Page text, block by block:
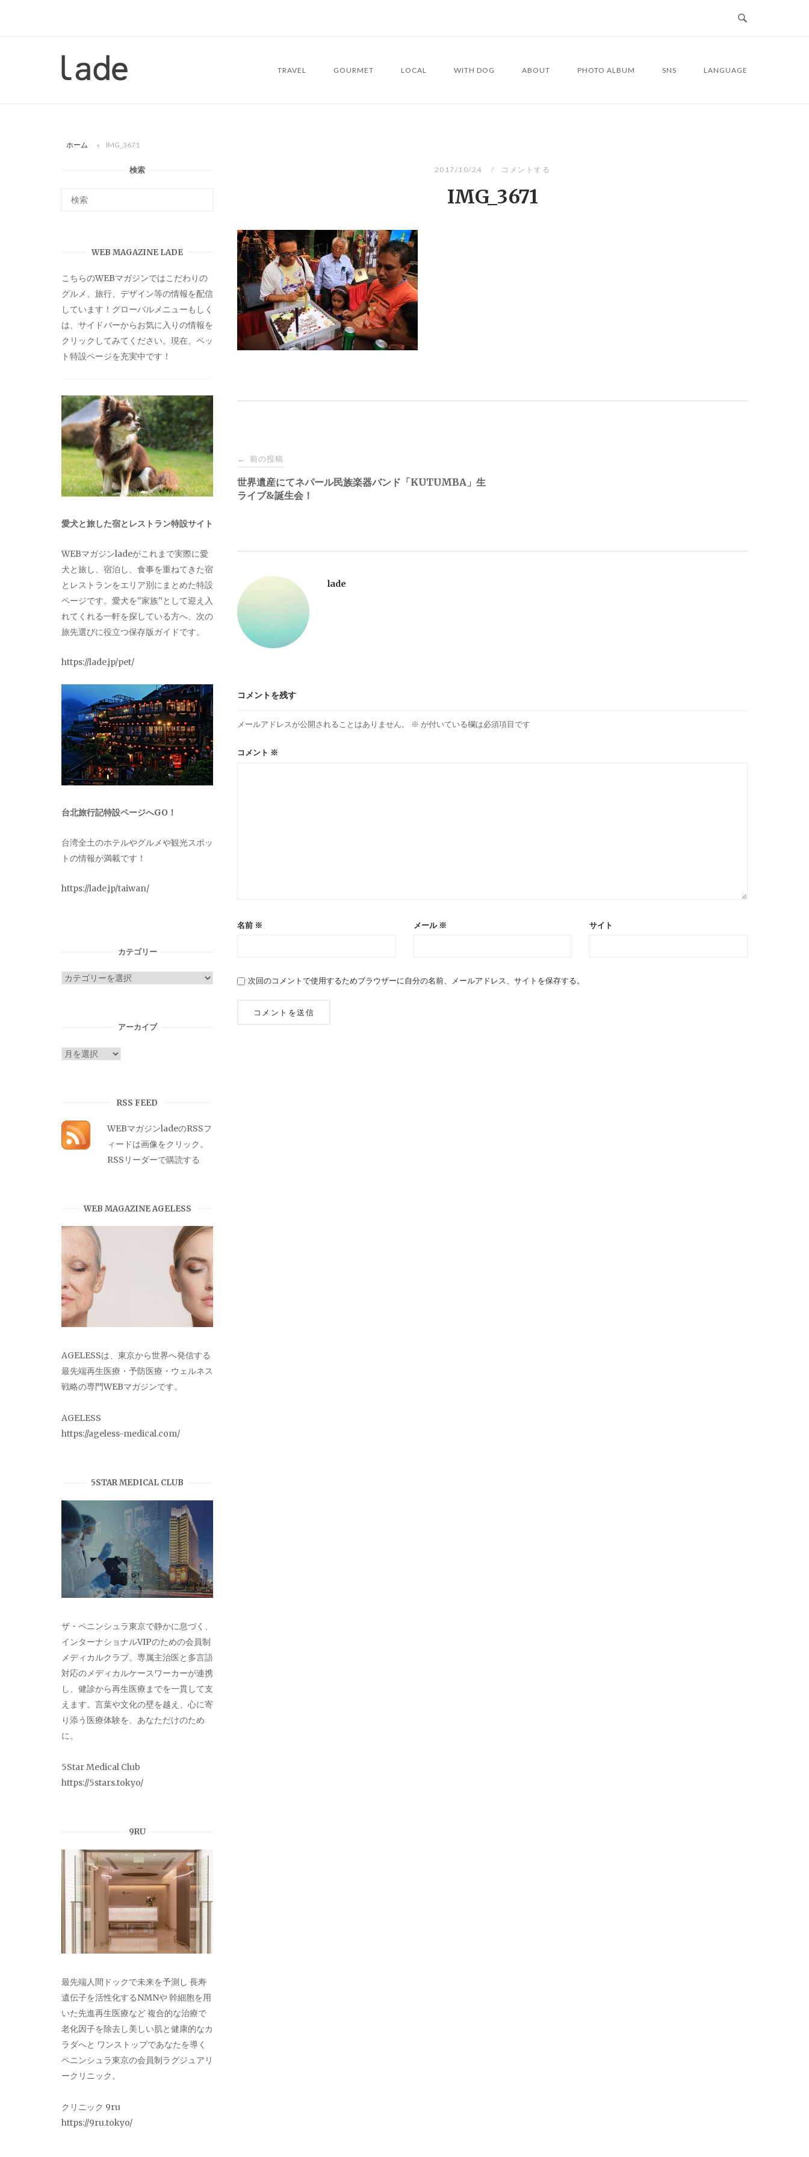
ー
TRAVEL GOURMET LOCAL WITH DOG ABOUT PHOTO ALBUM SNS LANGUAGE
ホーム » IMG_3671
2017/10/24 コメントする
IMG_3671
投
稿
ゲ
ー
シ
ン
← 前の投稿
世界遺産にてネパール民族楽器バンド「KUTUMBA」生
ライブ&誕生会！
lade
コメントを残す
メールアドレスが公開されることはありません。 ※ が付いている欄は必須項目です
コメント ※
名前 ※ メール ※ サイト
次回のコメントで使用するためブラウザーに自分の名前、メールアドレス、サイトを保存する。
検索
WEB MAGAZINE LADE
こちらのWEBマガジンではこだわりの
グルメ、旅行、デザイン等の情報を配信
しています！グローバルメニューもしく
は、サイドバーからお気に入りの情報を
クリックしてみてください。現在、ペッ
ト特設ページを充実中です！
愛犬と旅した宿とレストラン特設サイト
WEBマガジンladeがこれまで実際に愛
犬と旅し、宿泊し、食事を重ねてきた宿
とレストランをエリア別にまとめた特設
ページです。愛犬を“家族”として迎え入
れてくれる一軒を探している方へ、次の
旅先選びに役立つ保存版ガイドです。
https://lade.jp/pet/
台北旅行記特設ページへGO！
台湾全土のホテルやグルメや観光スポッ
トの情報が満載です！
https://lade.jp/taiwan/
カテゴリー
カ
アーカイブ
ア
RSS FEED
WEBマガジンladeのRSSフ
ィードは画像をクリック。
RSSリーダーで購読する
WEB MAGAZINE AGELESS
AGELESSは、東京から世界へ発信する
最先端再生医療・予防医療・ウェルネス
戦略の専門WEBマガジンです。
AGELESS
https://ageless-medical.com/
5STAR MEDICAL CLUB
ザ・ペニンシュラ東京で静かに息づく、
インターナショナルVIPのための会員制
メディカルクラブ。専属主治医と多言語
対応のメディカルケースワーカーが連携
し、健診から再生医療までを一貫して支
えます。言葉や文化の壁を越え、心に寄
り添う医療体験を、あなただけのため
に。
5Star Medical Club
https://5stars.tokyo/
9RU
最先端人間ドックで未来を予測し 長寿
遺伝子を活性化するNMNや 幹細胞を用
いた先進再生医療など 複合的な治療で
老化因子を除去し美しい肌と健康的なカ
ラダへと ワンストップであなたを導く
ペニンシュラ東京の会員制ラグジュアリ
ークリニック。
クリニック 9ru
https://9ru.tokyo/